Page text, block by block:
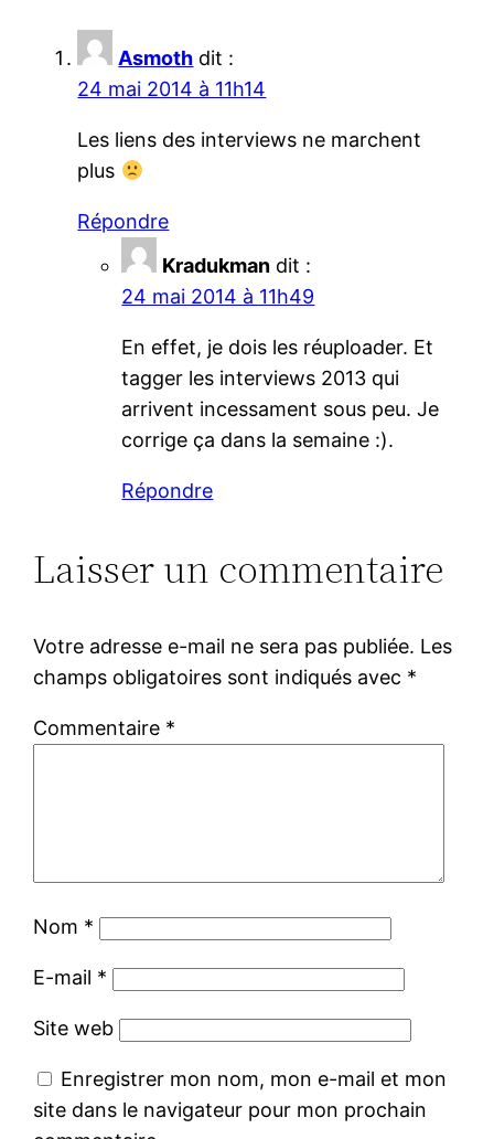
Asmoth dit :
24 mai 2014 à 11h14
Les liens des interviews ne marchent
plus
Répondre
Kradukman dit :
24 mai 2014 à 11h49
En effet, je dois les réuploader. Et
tagger les interviews 2013 qui
arrivent incessament sous peu. Je
corrige ça dans la semaine :).
Répondre
Laisser un commentaire
Votre adresse e-mail ne sera pas publiée. Les
champs obligatoires sont indiqués avec *
Commentaire *
Nom *
E-mail *
Site web
Enregistrer mon nom, mon e-mail et mon
site dans le navigateur pour mon prochain